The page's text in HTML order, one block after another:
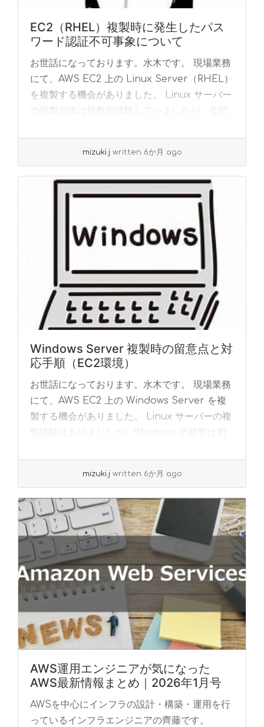
EC2（RHEL）複製時に発生したパス
ワード認証不可事象について
お世話になっております。水木です。 現場業務
にて、AWS EC2 上の Linux Server（RHEL）
を複製する機会がありました。 Linux サーバー
の複製自体は複数回経験していましたが、今回
mizuki.j written 6か月 ago
Windows Server 複製時の留意点と対
応手順（EC2環境）
お世話になっております。水木です。 現場業務
にて、AWS EC2 上の Windows Server を複
製する機会がありました。 Linux サーバーの複
製経験はありましたが、Windows の複製は初
mizuki.j written 6か月 ago
AWS運用エンジニアが気になった
AWS最新情報まとめ｜2026年1月号
AWSを中心にインフラの設計・構築・運用を行
っているインフラエンジニアの齊藤です。